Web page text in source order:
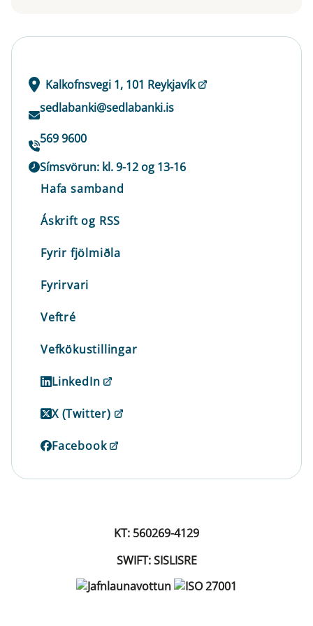
Kalkofnsvegi 1, 101 Reykjavík
sedlabanki@sedlabanki.is
569 9600
Símsvörun: kl. 9-12 og 13-16
Hafa samband
Áskrift og RSS
Fyrir fjölmiðla
Fyrirvari
Veftré
Vefkökustillingar
LinkedIn
X (Twitter)
Facebook
KT: 560269-4129
SWIFT: SISLISRE